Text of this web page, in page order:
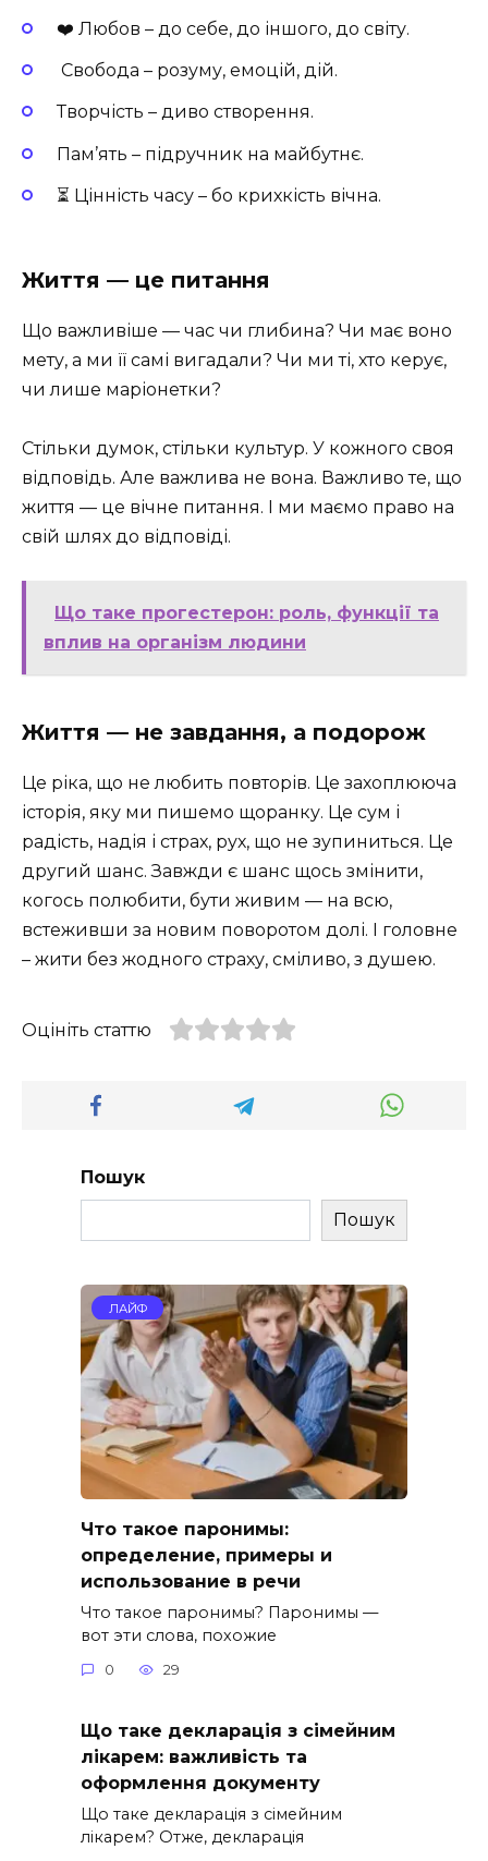
❤️ Любов – до себе, до іншого, до світу.
️ Свобода – розуму, емоцій, дій.
Творчість – диво створення.
Пам’ять – підручник на майбутнє.
⏳ Цінність часу – бо крихкість вічна.
Життя — це питання
Що важливіше — час чи глибина? Чи має воно
мету, а ми її самі вигадали? Чи ми ті, хто керує,
чи лише маріонетки?
Стільки думок, стільки культур. У кожного своя
відповідь. Але важлива не вона. Важливо те, що
життя — це вічне питання. І ми маємо право на
свій шлях до відповіді.
Що таке прогестерон: роль, функції та
вплив на організм людини
Життя — не завдання, а подорож
Це ріка, що не любить повторів. Це захоплююча
історія, яку ми пишемо щоранку. Це сум і
радість, надія і страх, рух, що не зупиниться. Це
другий шанс. Завжди є шанс щось змінити,
когось полюбити, бути живим — на всю,
встеживши за новим поворотом долі. І головне
– жити без жодного страху, сміливо, з душею.
Оцініть статтю
Пошук
Пошук
ЛАЙФ
Что такое паронимы:
определение, примеры и
использование в речи
Что такое паронимы? Паронимы —
вот эти слова, похожие
0 29
Що таке декларація з сімейним
лікарем: важливість та
оформлення документу
Що таке декларація з сімейним
лікарем? Отже, декларація